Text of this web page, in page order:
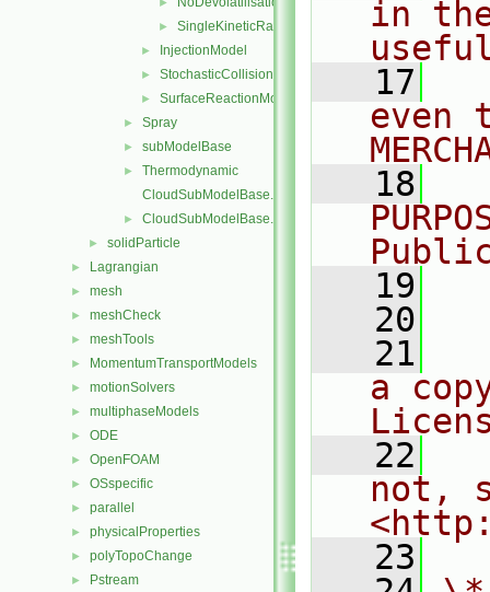
► SingleKineticRateDevolatilisation
► InjectionModel
► StochasticCollision
► SurfaceReactionModel
► Spray
► subModelBase
►
Thermodynamic
CloudSubModelBase.C
► CloudSubModelBase.H
► solidParticle
► Lagrangian
► mesh
► meshCheck
► meshTools
► MomentumTransportModels
► motionSolvers
► multiphaseModels
► ODE
► OpenFOAM
► OSspecific
► parallel
► physicalProperties
► polyTopoChange
► Pstream
in
   17
even
   18
   19
   20
   21
a
   22
not,
   23